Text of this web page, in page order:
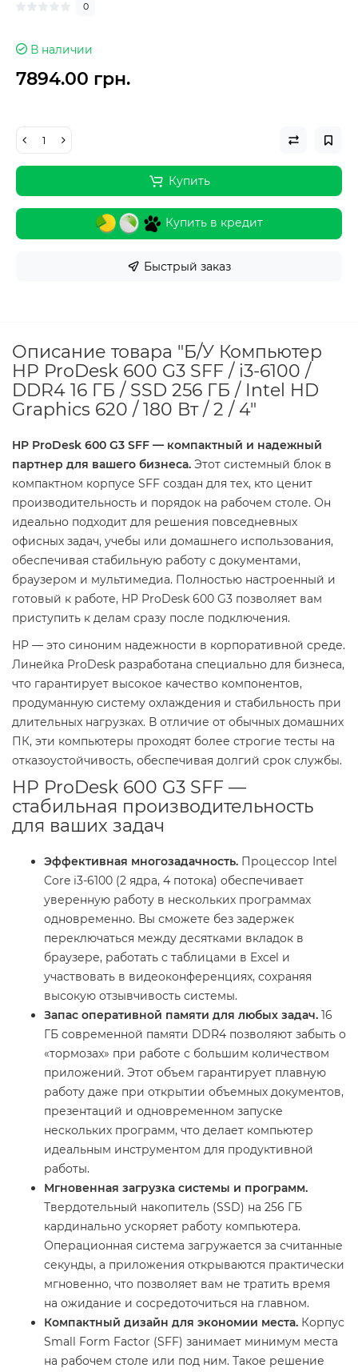
0
В наличии
7894.00 грн.
Купить
Купить в кредит
Быстрый заказ
Описание товара "Б/У Компьютер
HP ProDesk 600 G3 SFF / i3-6100 /
DDR4 16 ГБ / SSD 256 ГБ / Intel HD
Graphics 620 / 180 Вт / 2 / 4"
HP ProDesk 600 G3 SFF — компактный и надежный
партнер для вашего бизнеса. Этот системный блок в
компактном корпусе SFF создан для тех, кто ценит
производительность и порядок на рабочем столе. Он
идеально подходит для решения повседневных
офисных задач, учебы или домашнего использования,
обеспечивая стабильную работу с документами,
браузером и мультимедиа. Полностью настроенный и
готовый к работе, HP ProDesk 600 G3 позволяет вам
приступить к делам сразу после подключения.
HP — это синоним надежности в корпоративной среде.
Линейка ProDesk разработана специально для бизнеса,
что гарантирует высокое качество компонентов,
продуманную систему охлаждения и стабильность при
длительных нагрузках. В отличие от обычных домашних
ПК, эти компьютеры проходят более строгие тесты на
отказоустойчивость, обеспечивая долгий срок службы.
HP ProDesk 600 G3 SFF —
стабильная производительность
для ваших задач
Эффективная многозадачность. Процессор Intel
Core i3-6100 (2 ядра, 4 потока) обеспечивает
уверенную работу в нескольких программах
одновременно. Вы сможете без задержек
переключаться между десятками вкладок в
браузере, работать с таблицами в Excel и
участвовать в видеоконференциях, сохраняя
высокую отзывчивость системы.
Запас оперативной памяти для любых задач. 16
ГБ современной памяти DDR4 позволяют забыть о
«тормозах» при работе с большим количеством
приложений. Этот объем гарантирует плавную
работу даже при открытии объемных документов,
презентаций и одновременном запуске
нескольких программ, что делает компьютер
идеальным инструментом для продуктивной
работы.
Мгновенная загрузка системы и программ.
Твердотельный накопитель (SSD) на 256 ГБ
кардинально ускоряет работу компьютера.
Операционная система загружается за считанные
секунды, а приложения открываются практически
мгновенно, что позволяет вам не тратить время
на ожидание и сосредоточиться на главном.
Компактный дизайн для экономии места. Корпус
Small Form Factor (SFF) занимает минимум места
на рабочем столе или под ним. Такое решение